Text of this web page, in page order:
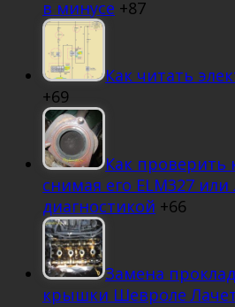
в минусе +87
Как читать
+69
Как проверить
снимая его ELM327
диагностикой +66
Замена
крышки Шевроле